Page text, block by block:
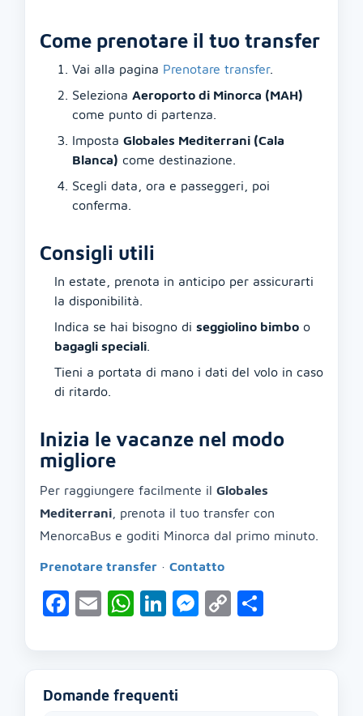
Come prenotare il tuo transfer
Vai alla pagina Prenotare transfer.
Seleziona Aeroporto di Minorca (MAH)
come punto di partenza.
Imposta Globales Mediterrani (Cala
Blanca) come destinazione.
Scegli data, ora e passeggeri, poi
conferma.
Consigli utili
In estate, prenota in anticipo per assicurarti
la disponibilità.
Indica se hai bisogno di seggiolino bimbo o
bagagli speciali
Tieni a portata di mano i dati del volo in caso
di ritardo.
Inizia le vacanze nel modo
migliore
Per raggiungere facilmente il Globales
Mediterrani , prenota il tuo transfer con
MenorcaBus e goditi Minorca dal primo minuto.
Prenotare transfer · Contatto
Facebook
EmailWhatsApp
LinkedIn
Messenger
Copy
Domande frequenti